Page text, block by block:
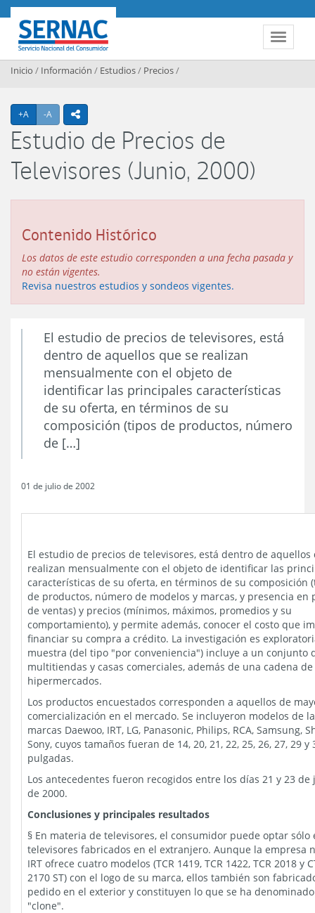
Contenido principal
Toggle
SERNAC
Inicio / Información / Estudios/ Precios/
+A Agrandar texto
-A Achicar textoicono compartir
Estudio de Precios de
Televisores (Junio, 2000)
Contenido Histórico
Los datos de este estudio corresponden a una fecha pasada y
no están vigentes.
Revisa nuestros estudios y sondeos vigentes.
El estudio de precios de televisores, está
dentro de aquellos que se realizan
mensualmente con el objeto de
identificar las principales características
de su oferta, en términos de su
composición (tipos de productos, número
de […]
01 de julio de 2002
El estudio de precios de televisores, está dentro de aquellos
realizan mensualmente con el objeto de identificar las
características de su oferta, en términos de su composición
de productos, número de modelos y marcas, y presencia en
de ventas) y precios (mínimos, máximos, promedios y su
comportamiento), y permite además, conocer el costo que
financiar su compra a crédito. La investigación es
muestra (del tipo "por conveniencia") incluye a un conjunto
multitiendas y casas comerciales, además de una cadena de
hipermercados.
Los productos encuestados corresponden a aquellos de
comercialización en el mercado. Se incluyeron modelos de
marcas Daewoo, IRT, LG, Panasonic, Philips, RCA, Samsung,
Sony, cuyos tamaños fueran de 14, 20, 21, 22, 25, 26, 27, 29 y
pulgadas.
Los antecedentes fueron recogidos entre los días 21 y 23 de
de 2000.
Conclusiones y principales resultados
§ En materia de televisores, el consumidor puede optar sólo
televisores fabricados en el extranjero. Aunque la empresa
IRT ofrece cuatro modelos (TCR 1419, TCR 1422, TCR 2018 y
2170 ST) con el logo de su marca, ellos también son
pedido en el exterior y constituyen lo que se ha denominado
"clone".